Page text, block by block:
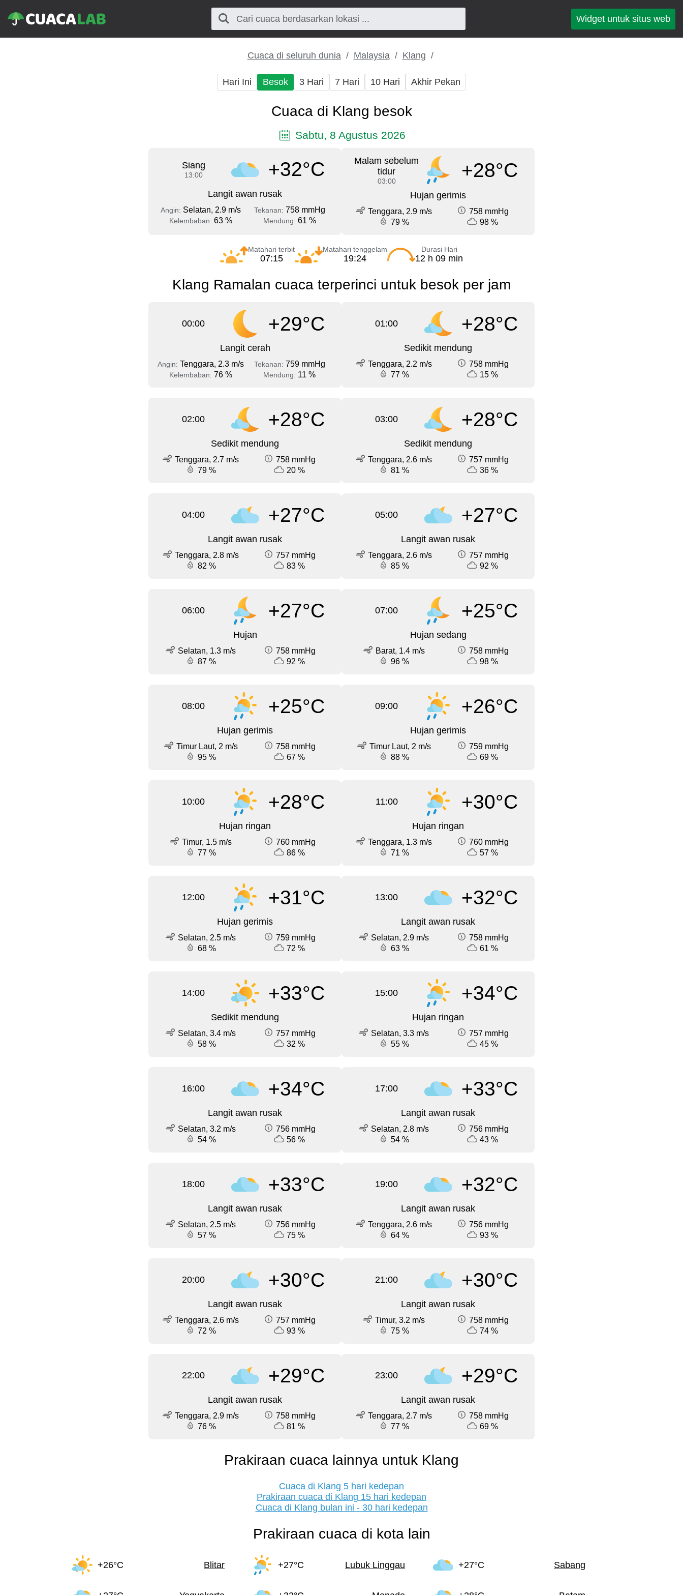
Widget untuk situs web
Cuaca di seluruh dunia Malaysia Klang
Hari Ini Besok 3 Hari 7 Hari 10 Hari Akhir Pekan
Cuaca di Klang besok
Sabtu, 8 Agustus 2026
Siang
13:00 +32°C
Langit awan rusak
Angin: Selatan, 2.9 m/s Tekanan: 758 mmHg
Kelembaban: 63 % Mendung: 61 %
Malam sebelum
tidur
03:00 +28°C
Hujan gerimis
Tenggara, 2.9 m/s
758 mmHg
79 %
98 %
Matahari terbit
07:15
Matahari tenggelam
19:24
Durasi Hari
12 h 09 min
Klang Ramalan cuaca terperinci untuk besok per jam
00:00 +29°C
Langit cerah
Angin: Tenggara, 2.3 m/s Tekanan: 759 mmHg
Kelembaban: 76 % Mendung: 11 %
01:00 +28°C
Sedikit mendung
Tenggara, 2.2 m/s
758 mmHg
77 %
15 %
02:00 +28°C
Sedikit mendung
Tenggara, 2.7 m/s
758 mmHg
79 %
20 %
03:00 +28°C
Sedikit mendung
Tenggara, 2.6 m/s
757 mmHg
81 %
36 %
04:00 +27°C
Langit awan rusak
Tenggara, 2.8 m/s
757 mmHg
82 %
83 %
05:00 +27°C
Langit awan rusak
Tenggara, 2.6 m/s
757 mmHg
85 %
92 %
06:00 +27°C
Hujan
Selatan, 1.3 m/s
758 mmHg
87 %
92 %
07:00 +25°C
Hujan sedang
Barat, 1.4 m/s
758 mmHg
96 %
98 %
08:00 +25°C
Hujan gerimis
Timur Laut, 2 m/s
758 mmHg
95 %
67 %
09:00 +26°C
Hujan gerimis
Timur Laut, 2 m/s
759 mmHg
88 %
69 %
10:00 +28°C
Hujan ringan
Timur, 1.5 m/s
760 mmHg
77 %
86 %
11:00 +30°C
Hujan ringan
Tenggara, 1.3 m/s
760 mmHg
71 %
57 %
12:00 +31°C
Hujan gerimis
Selatan, 2.5 m/s
759 mmHg
68 %
72 %
13:00 +32°C
Langit awan rusak
Selatan, 2.9 m/s
758 mmHg
63 %
61 %
14:00 +33°C
Sedikit mendung
Selatan, 3.4 m/s
757 mmHg
58 %
32 %
15:00 +34°C
Hujan ringan
Selatan, 3.3 m/s
757 mmHg
55 %
45 %
16:00 +34°C
Langit awan rusak
Selatan, 3.2 m/s
756 mmHg
54 %
56 %
17:00 +33°C
Langit awan rusak
Selatan, 2.8 m/s
756 mmHg
54 %
43 %
18:00 +33°C
Langit awan rusak
Selatan, 2.5 m/s
756 mmHg
57 %
75 %
19:00 +32°C
Langit awan rusak
Tenggara, 2.6 m/s
756 mmHg
64 %
93 %
20:00 +30°C
Langit awan rusak
Tenggara, 2.6 m/s
757 mmHg
72 %
93 %
21:00 +30°C
Langit awan rusak
Timur, 3.2 m/s
758 mmHg
75 %
74 %
22:00 +29°C
Langit awan rusak
Tenggara, 2.9 m/s
758 mmHg
76 %
81 %
23:00 +29°C
Langit awan rusak
Tenggara, 2.7 m/s
758 mmHg
77 %
69 %
Prakiraan cuaca lainnya untuk Klang
Cuaca di Klang 5 hari kedepan
Prakiraan cuaca di Klang 15 hari kedepan
Cuaca di Klang bulan ini - 30 hari kedepan
Prakiraan cuaca di kota lain
+26°C Blitar +27°C Lubuk Linggau +27°C Sabang